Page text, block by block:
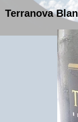
Terranova